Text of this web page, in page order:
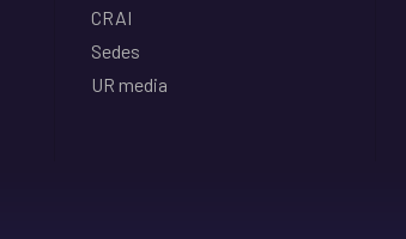
CRAI
Sedes
UR media